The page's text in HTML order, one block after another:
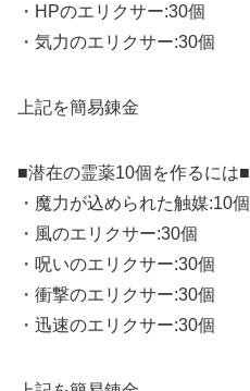
・HPのエリクサー:30個
・気力のエリクサー:30個
上記を簡易錬金
■潜在の霊薬10個を作るには■
・魔力が込められた触媒:10個
・風のエリクサー:30個
・呪いのエリクサー:30個
・衝撃のエリクサー:30個
・迅速のエリクサー:30個